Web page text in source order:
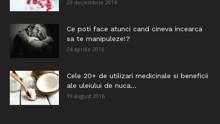
23 decembrie 2014
Ce poti face atunci cand cineva incearca
sa te manipuleze!?
24 aprilie 2016
Cele 20+ de utilizari medicinale si beneficii
ale uleiului de nuca...
19 august 2016